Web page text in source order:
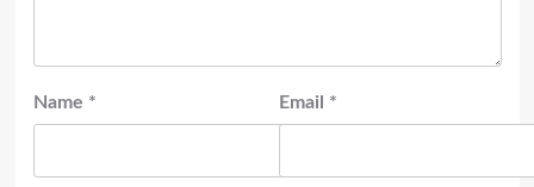
Name * Email *